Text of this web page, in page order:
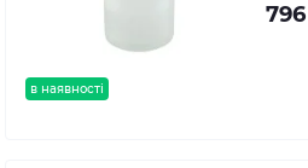
в наявності